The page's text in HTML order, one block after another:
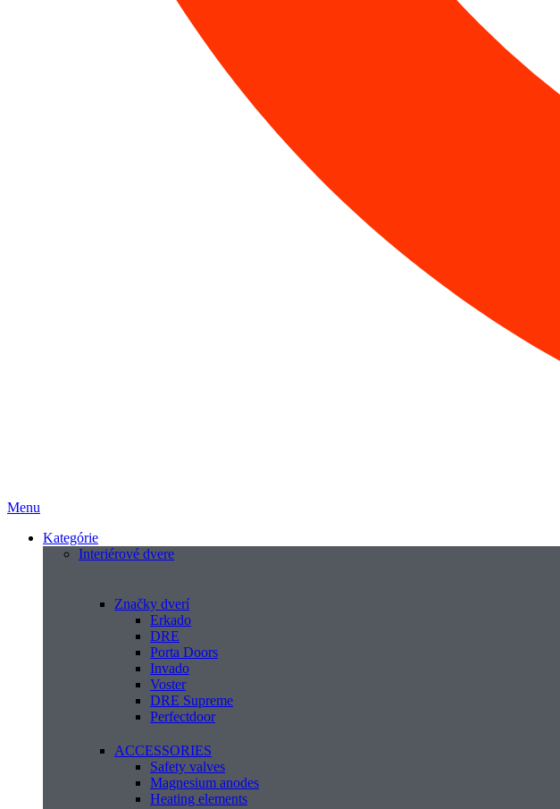
Menu
Kategórie
Interiérové dvere
Značky dverí
Erkado
DRE
Porta Doors
Invado
Voster
DRE Supreme
Perfectdoor
ACCESSORIES
Safety valves
Magnesium anodes
Heating elements